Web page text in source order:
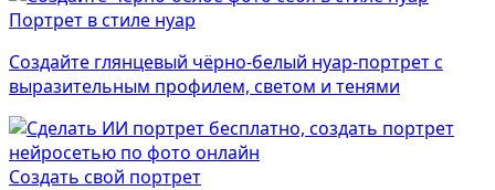
Портрет в стиле нуар
Создайте глянцевый чёрно-белый нуар-портрет с
выразительным профилем, светом и тенями
Создать свой портрет